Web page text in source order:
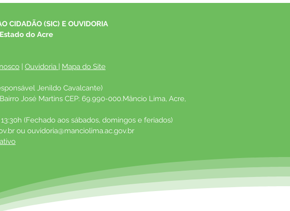
CIDADÃO (SIC) E OUVIDORIA
do Acre
| Ouvidoria | Mapa do Site
Jenildo Cavalcante)
José Martins CEP: 69.990-000.Mâncio Lima, Acre,
(Fechado aos sábados, domingos e feriados)
ou ouvidoria@manciolima.ac.gov.br